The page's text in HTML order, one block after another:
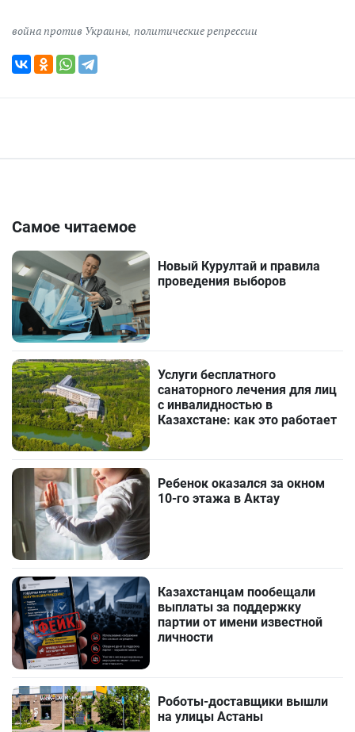
война против Украины, политические репрессии
Самое читаемое
Новый Курултай и правила
проведения выборов
Услуги бесплатного
санаторного лечения для лиц
с инвалидностью в
Казахстане: как это работает
Ребенок оказался за окном
10-го этажа в Актау
Казахстанцам пообещали
выплаты за поддержку
партии от имени известной
личности
Роботы-доставщики вышли
на улицы Астаны